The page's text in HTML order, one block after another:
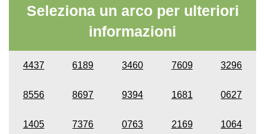
Seleziona un arco per ulteriori
informazioni
4437 6189 3460 7609 3296
8556 8697 9394 1681 0627
1405 7376 0763 2169 1064